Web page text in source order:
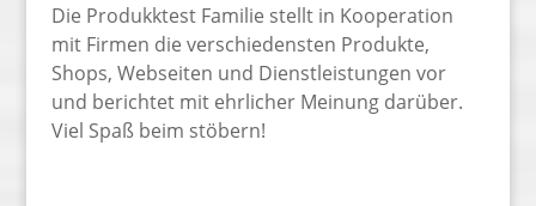
Die Produkktest Familie stellt in Kooperation
mit Firmen die verschiedensten Produkte,
Shops, Webseiten und Dienstleistungen vor
und berichtet mit ehrlicher Meinung darüber.
Viel Spaß beim stöbern!